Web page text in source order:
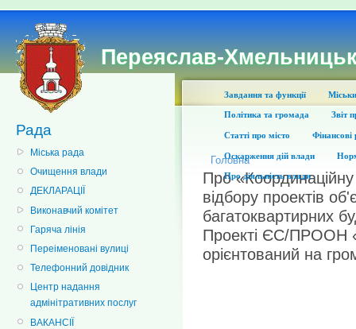
Переяслав-
Рада
Міська рада
Очищення влади
ДЕКЛАРАЦІЇ
Виконавчий комітет
Гаряча лінія
Переіменовані вулиці
Телефонний довідник
Центр надання
адмінітративних послуг
ВАКАНСІЇ
Завдання та функції
Політика та громада Звіт
Статті про місто Фінансові
Оскарження дій влади
Про діяльність влади
Головна
Про
відбору проектів
багатоквартирних
Проекті ЄС/ПРООН
орієнтований на